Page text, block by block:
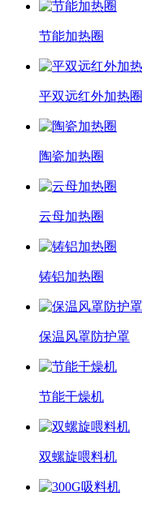
节能加热圈
平双远红外加热圈
陶瓷加热圈
云母加热圈
铸铝加热圈
保温风罩防护罩
节能干燥机
双螺旋喂料机